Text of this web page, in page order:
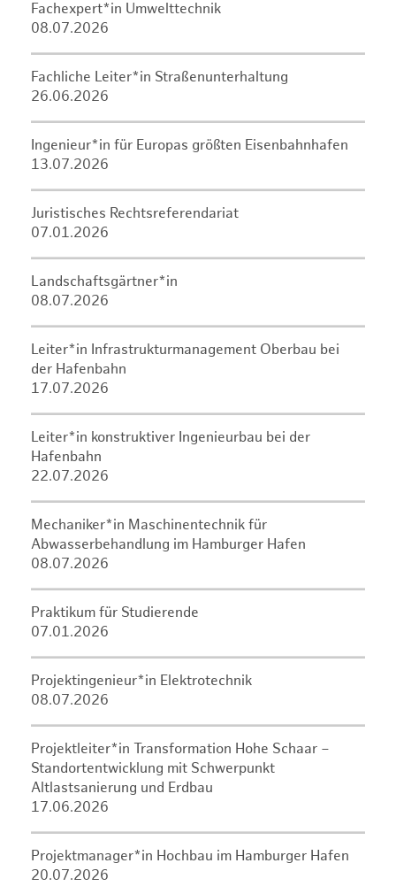
Fachexpert*in Umwelttechnik
08.07.2026
Fachliche Leiter*in Straßenunterhaltung
26.06.2026
Ingenieur*in für Europas größten Eisenbahnhafen
13.07.2026
Juristisches Rechtsreferendariat
07.01.2026
Landschaftsgärtner*in
08.07.2026
Leiter*in Infrastrukturmanagement Oberbau bei
der Hafenbahn
17.07.2026
Leiter*in konstruktiver Ingenieurbau bei der
Hafenbahn
22.07.2026
Mechaniker*in Maschinentechnik für
Abwasserbehandlung im Hamburger Hafen
08.07.2026
Praktikum für Studierende
07.01.2026
Projektingenieur*in Elektrotechnik
08.07.2026
Projektleiter*in Transformation Hohe Schaar –
Standortentwicklung mit Schwerpunkt
Altlastsanierung und Erdbau
17.06.2026
Projektmanager*in Hochbau im Hamburger Hafen
20.07.2026